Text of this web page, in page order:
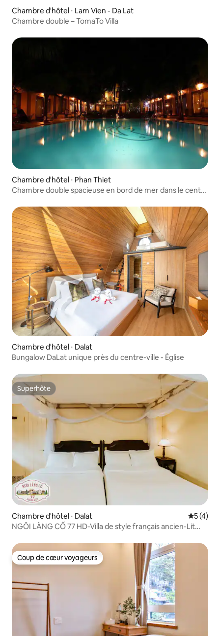
Chambre d'hôtel ⋅ Lam Vien - Da Lat
Chambre double – TomaTo Villa
Chambre d'hôtel ⋅ Phan Thiet
Chambre double spacieuse en bord de mer dans le centre
Chambre d'hôtel ⋅ Dalat
Bungalow DaLat unique près du centre-ville - Église
Superhôte
Superhôte
Chambre d'hôtel ⋅ Dalat
5 (4)
NGÔI LÀNG CỔ 77 HD-Villa de style français ancien-Lit
Coup de cœur voyageurs
Coup de cœur voyageurs